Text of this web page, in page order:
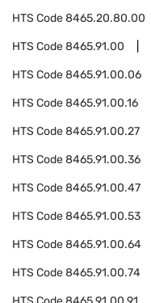
HTS Code8465.20.80.00
HTS Code8465.91.00
HTS Code8465.91.00.06
HTS Code8465.91.00.16
HTS Code8465.91.00.27
HTS Code8465.91.00.36
HTS Code8465.91.00.47
HTS Code8465.91.00.53
HTS Code8465.91.00.64
HTS Code8465.91.00.74